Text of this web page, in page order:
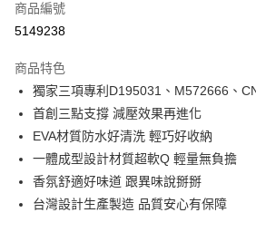
超商取貨付款
Apple Pay
街口支付
悠遊付
Google Pay
商品編號
5149238
商品特色
獨家三項專利D195031、M572666、
首創三點支撐 減壓效果再進化
EVA材質防水好清洗 輕巧好收納
一體成型設計材質超軟Q 輕量無負擔
香氛舒適好味道 跟異味說掰掰
台灣設計生產製造 品質安心有保障